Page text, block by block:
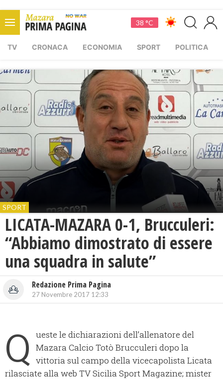
38 °C
TV CRONACA ECONOMIA SPORT POLITICA
SPORT
LICATA-MAZARA 0-1, Brucculeri:
“Abbiamo dimostrato di essere
una squadra in salute”
Redazione Prima Pagina
27 Novembre 2017 12:33
Q
ueste le dichiarazioni dell’allenatore del
Mazara Calcio Totò Brucculeri dopo la
vittoria sul campo della vicecapolista Licata
rilasciate alla web TV Sicilia Sport Magazine; mister